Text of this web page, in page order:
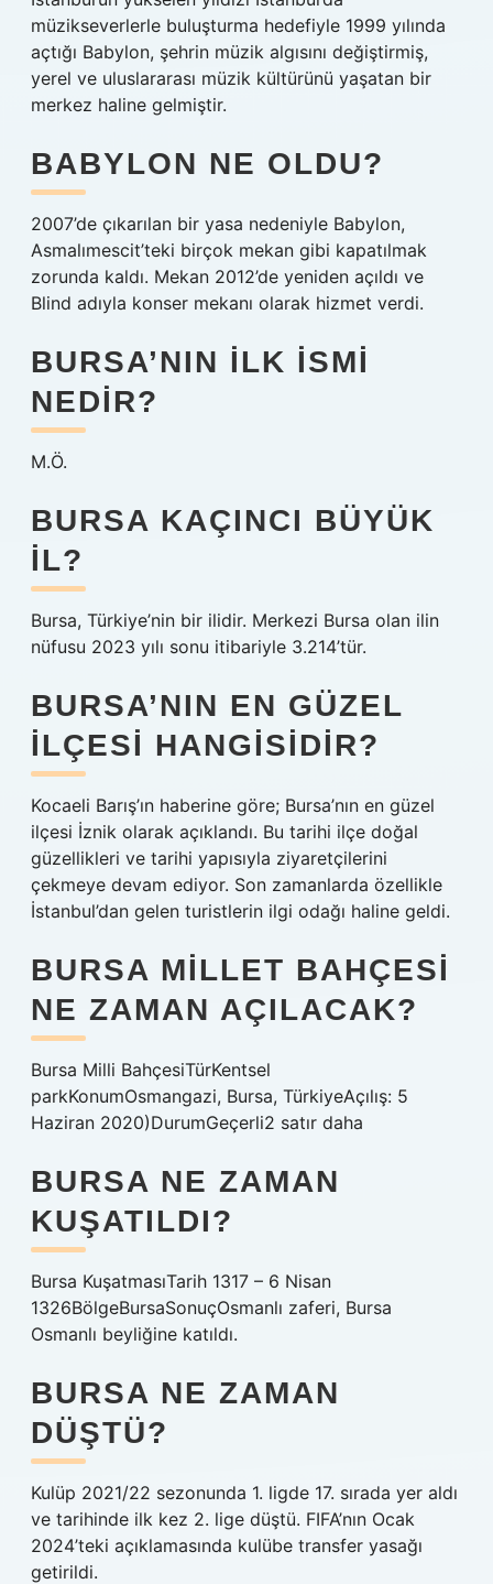
müzikseverlerle buluşturma hedefiyle 1999 yılında
açtığı Babylon, şehrin müzik algısını değiştirmiş,
yerel ve uluslararası müzik kültürünü yaşatan bir
merkez haline gelmiştir.
BABYLON NE OLDU?
2007’de çıkarılan bir yasa nedeniyle Babylon,
Asmalımescit’teki birçok mekan gibi kapatılmak
zorunda kaldı. Mekan 2012’de yeniden açıldı ve
Blind adıyla konser mekanı olarak hizmet verdi.
BURSA’NIN ILK ISMI
NEDIR?
M.Ö.
BURSA KAÇINCI BÜYÜK
IL?
Bursa, Türkiye’nin bir ilidir. Merkezi Bursa olan ilin
nüfusu 2023 yılı sonu itibariyle 3.214’tür.
BURSA’NIN EN GÜZEL
ILÇESI HANGISIDIR?
Kocaeli Barış’ın haberine göre; Bursa’nın en güzel
ilçesi İznik olarak açıklandı. Bu tarihi ilçe doğal
güzellikleri ve tarihi yapısıyla ziyaretçilerini
çekmeye devam ediyor. Son zamanlarda özellikle
İstanbul’dan gelen turistlerin ilgi odağı haline geldi.
BURSA MILLET BAHÇESI
NE ZAMAN AÇILACAK?
Bursa Milli BahçesiTürKentsel
parkKonumOsmangazi, Bursa, TürkiyeAçılış: 5
Haziran 2020)DurumGeçerli2 satır daha
BURSA NE ZAMAN
KUŞATILDI?
Bursa KuşatmasıTarih 1317 – 6 Nisan
1326BölgeBursaSonuçOsmanlı zaferi, Bursa
Osmanlı beyliğine katıldı.
BURSA NE ZAMAN
DÜŞTÜ?
Kulüp 2021/22 sezonunda 1. ligde 17. sırada yer aldı
ve tarihinde ilk kez 2. lige düştü. FIFA’nın Ocak
2024’teki açıklamasında kulübe transfer yasağı
getirildi.